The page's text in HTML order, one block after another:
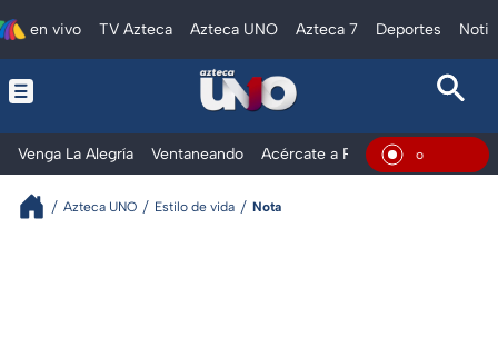
en vivo TV Azteca Azteca UNO Azteca 7 Deportes
Venga La Alegría Ventaneando Acércate a Rocío Al ExtremoEn
Azteca UNO Estilo de vida Nota